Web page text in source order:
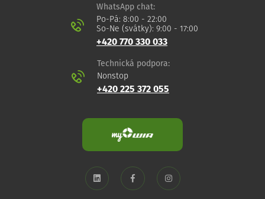
WhatsApp chat:
Po-Pá: 8:00 - 22:00
So-Ne (svátky): 9:00 - 17:00
+420 770 330 033
Technická podpora:
Nonstop
+420 225 372 055